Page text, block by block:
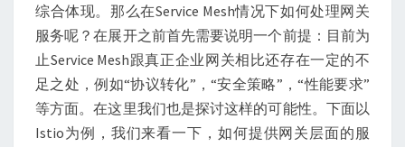
综合体现。那么在Service Mesh情况下如何处理网关
服务呢？在展开之前首先需要说明一个前提：目前为
止Service Mesh跟真正企业网关相比还存在一定的不
足之处，例如“协议转化”，“安全策略”，“性能要求”
等方面。在这里我们也是探讨这样的可能性。下面以
Istio为例，我们来看一下，如何提供网关层面的服